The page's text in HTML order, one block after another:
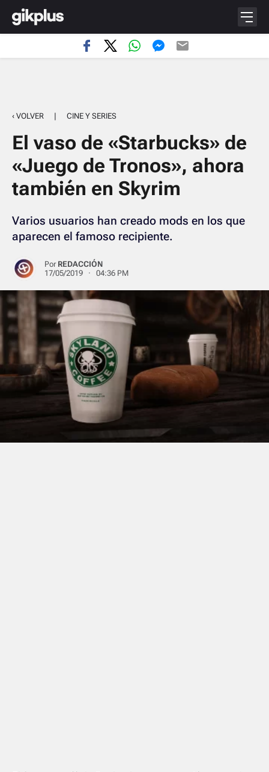
‹ VOLVER | CINE Y SERIES
El vaso de «Starbucks» de
«Juego de Tronos», ahora
también en Skyrim
Varios usuarios han creado mods en los que
aparecen el famoso recipiente.
Por REDACCIÓN
17/05/2019 · 04:36 PM